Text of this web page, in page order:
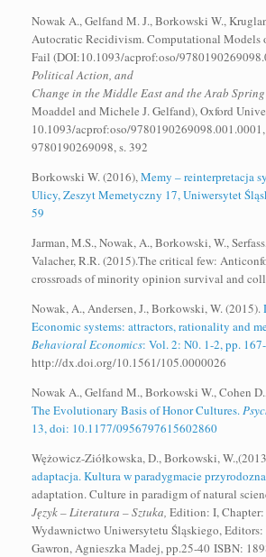
Nowak A., Gelfand M. J., Borkowski W.,
Autocratic Recidivism. Computational Models
Fail (DOI:10.1093/acprof:oso/
Political Action, and
Change in the Middle East and the Arab Spring
Moaddel and Michele J. Gelfand), Oxford
10.1093/acprof:oso/
9780190269098, s. 392
Borkowski W. (2016),Memy – reinterpretacja
Ulicy, Zeszyt Memetyczny 17, Uniwersytet
59
Jarman, M.S., Nowak, A., Borkowski, W.,
Valacher, R.R. (2015).The critical few:
crossroads of minority opinion survival and
Nowak, A., Andersen, J., Borkowski, W. (2015).
Economic systems: attractors, rationality and
Behavioral Economics: Vol. 2: N0. 1-2, pp.
http://dx.doi.org/10.1561/105.0000026
Nowak A., Gelfand M., Borkowski W., Cohen
The Evolutionary Basis of Honor Cultures.
13, doi: 10.1177/0956797615602860
Wężowicz-Ziółkowska, D., Borkowski,
adaptacja. Kultura w paradygmacie
adaptation. Culture in paradigm of natural
Język – Literatura – Sztuka, Edition: I,
Wydawnictwo Uniwersytetu Śląskiego,
Gawron, Agnieszka Madej, pp.25-40 ISBN: